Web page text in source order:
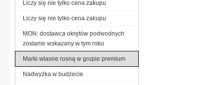
Liczy się nie tylko cena zakupu
Liczy się nie tylko cena zakupu
MON: dostawca okrętów podwodnych
zostanie wskazany w tym roku
Marki własne rosną w grupie premium
Nadwyżka w budżecie